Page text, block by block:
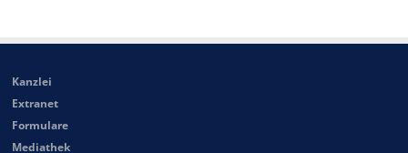
Kanzlei
Extranet
Formulare
Mediathek